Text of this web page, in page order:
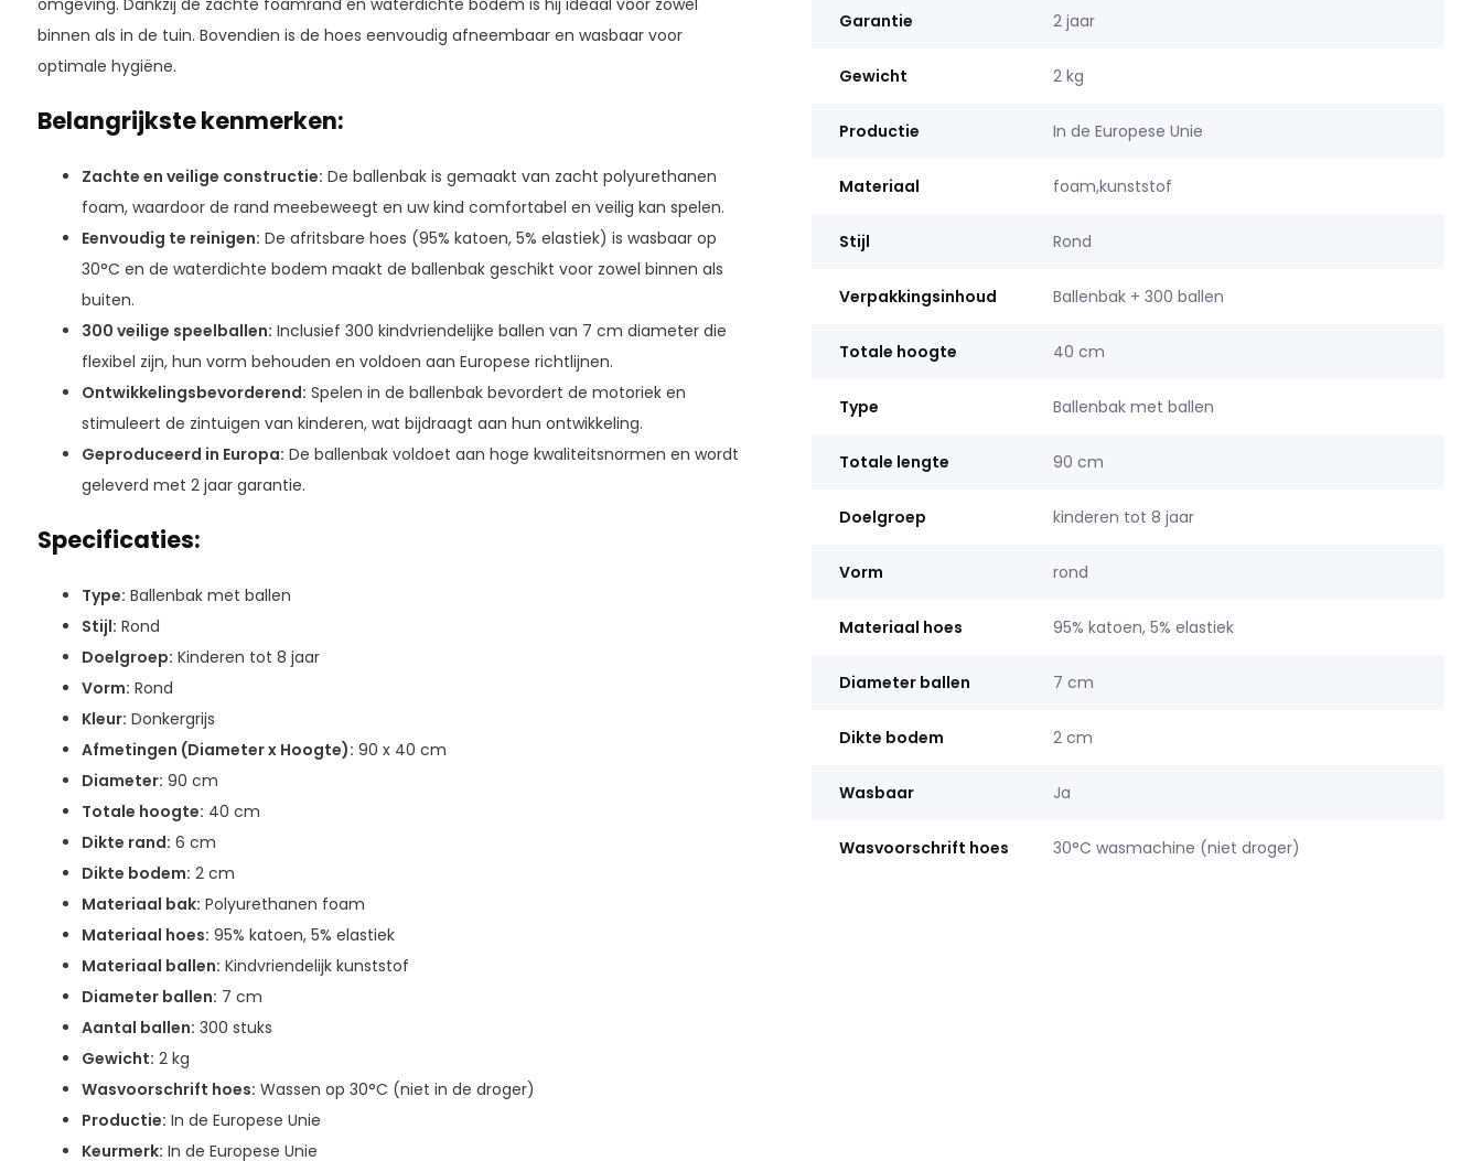
omgeving. Dankzij de zachte foamrand en waterdichte bodem is hij ideaal voor zowel
binnen als in de tuin. Bovendien is de hoes eenvoudig afneembaar en wasbaar voor
optimale hygiëne.
Belangrijkste kenmerken:
Zachte en veilige constructie: De ballenbak is gemaakt van zacht polyurethanen
foam, waardoor de rand meebeweegt en uw kind comfortabel en veilig kan spelen.
Eenvoudig te reinigen: De afritsbare hoes (95% katoen, 5% elastiek) is wasbaar op
30°C en de waterdichte bodem maakt de ballenbak geschikt voor zowel binnen als
buiten.
300 veilige speelballen: Inclusief 300 kindvriendelijke ballen van 7 cm diameter die
flexibel zijn, hun vorm behouden en voldoen aan Europese richtlijnen.
Ontwikkelingsbevorderend: Spelen in de ballenbak bevordert de motoriek en
stimuleert de zintuigen van kinderen, wat bijdraagt aan hun ontwikkeling.
Geproduceerd in Europa: De ballenbak voldoet aan hoge kwaliteitsnormen en wordt
geleverd met 2 jaar garantie.
Specificaties:
Type: Ballenbak met ballen
Stijl: Rond
Doelgroep: Kinderen tot 8 jaar
Vorm: Rond
Kleur: Donkergrijs
Afmetingen (Diameter x Hoogte): 90 x 40 cm
Diameter: 90 cm
Totale hoogte: 40 cm
Dikte rand: 6 cm
Dikte bodem: 2 cm
Materiaal bak: Polyurethanen foam
Materiaal hoes: 95% katoen, 5% elastiek
Materiaal ballen: Kindvriendelijk kunststof
Diameter ballen: 7 cm
Aantal ballen: 300 stuks
Gewicht: 2 kg
Wasvoorschrift hoes: Wassen op 30°C (niet in de droger)
Productie: In de Europese Unie
Keurmerk: In de Europese Unie
Garantie 2 jaar
Gewicht 2 kg
Productie In de Europese Unie
Materiaal foam,kunststof
Stijl Rond
Verpakkingsinhoud Ballenbak + 300 ballen
Totale hoogte 40 cm
Type Ballenbak met ballen
Totale lengte 90 cm
Doelgroep kinderen tot 8 jaar
Vorm rond
Materiaal hoes 95% katoen, 5% elastiek
Diameter ballen 7 cm
Dikte bodem 2 cm
Wasbaar Ja
Wasvoorschrift hoes 30°C wasmachine (niet droger)